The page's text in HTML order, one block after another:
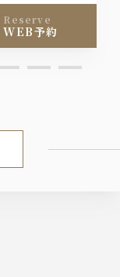
reserve
WEB予約